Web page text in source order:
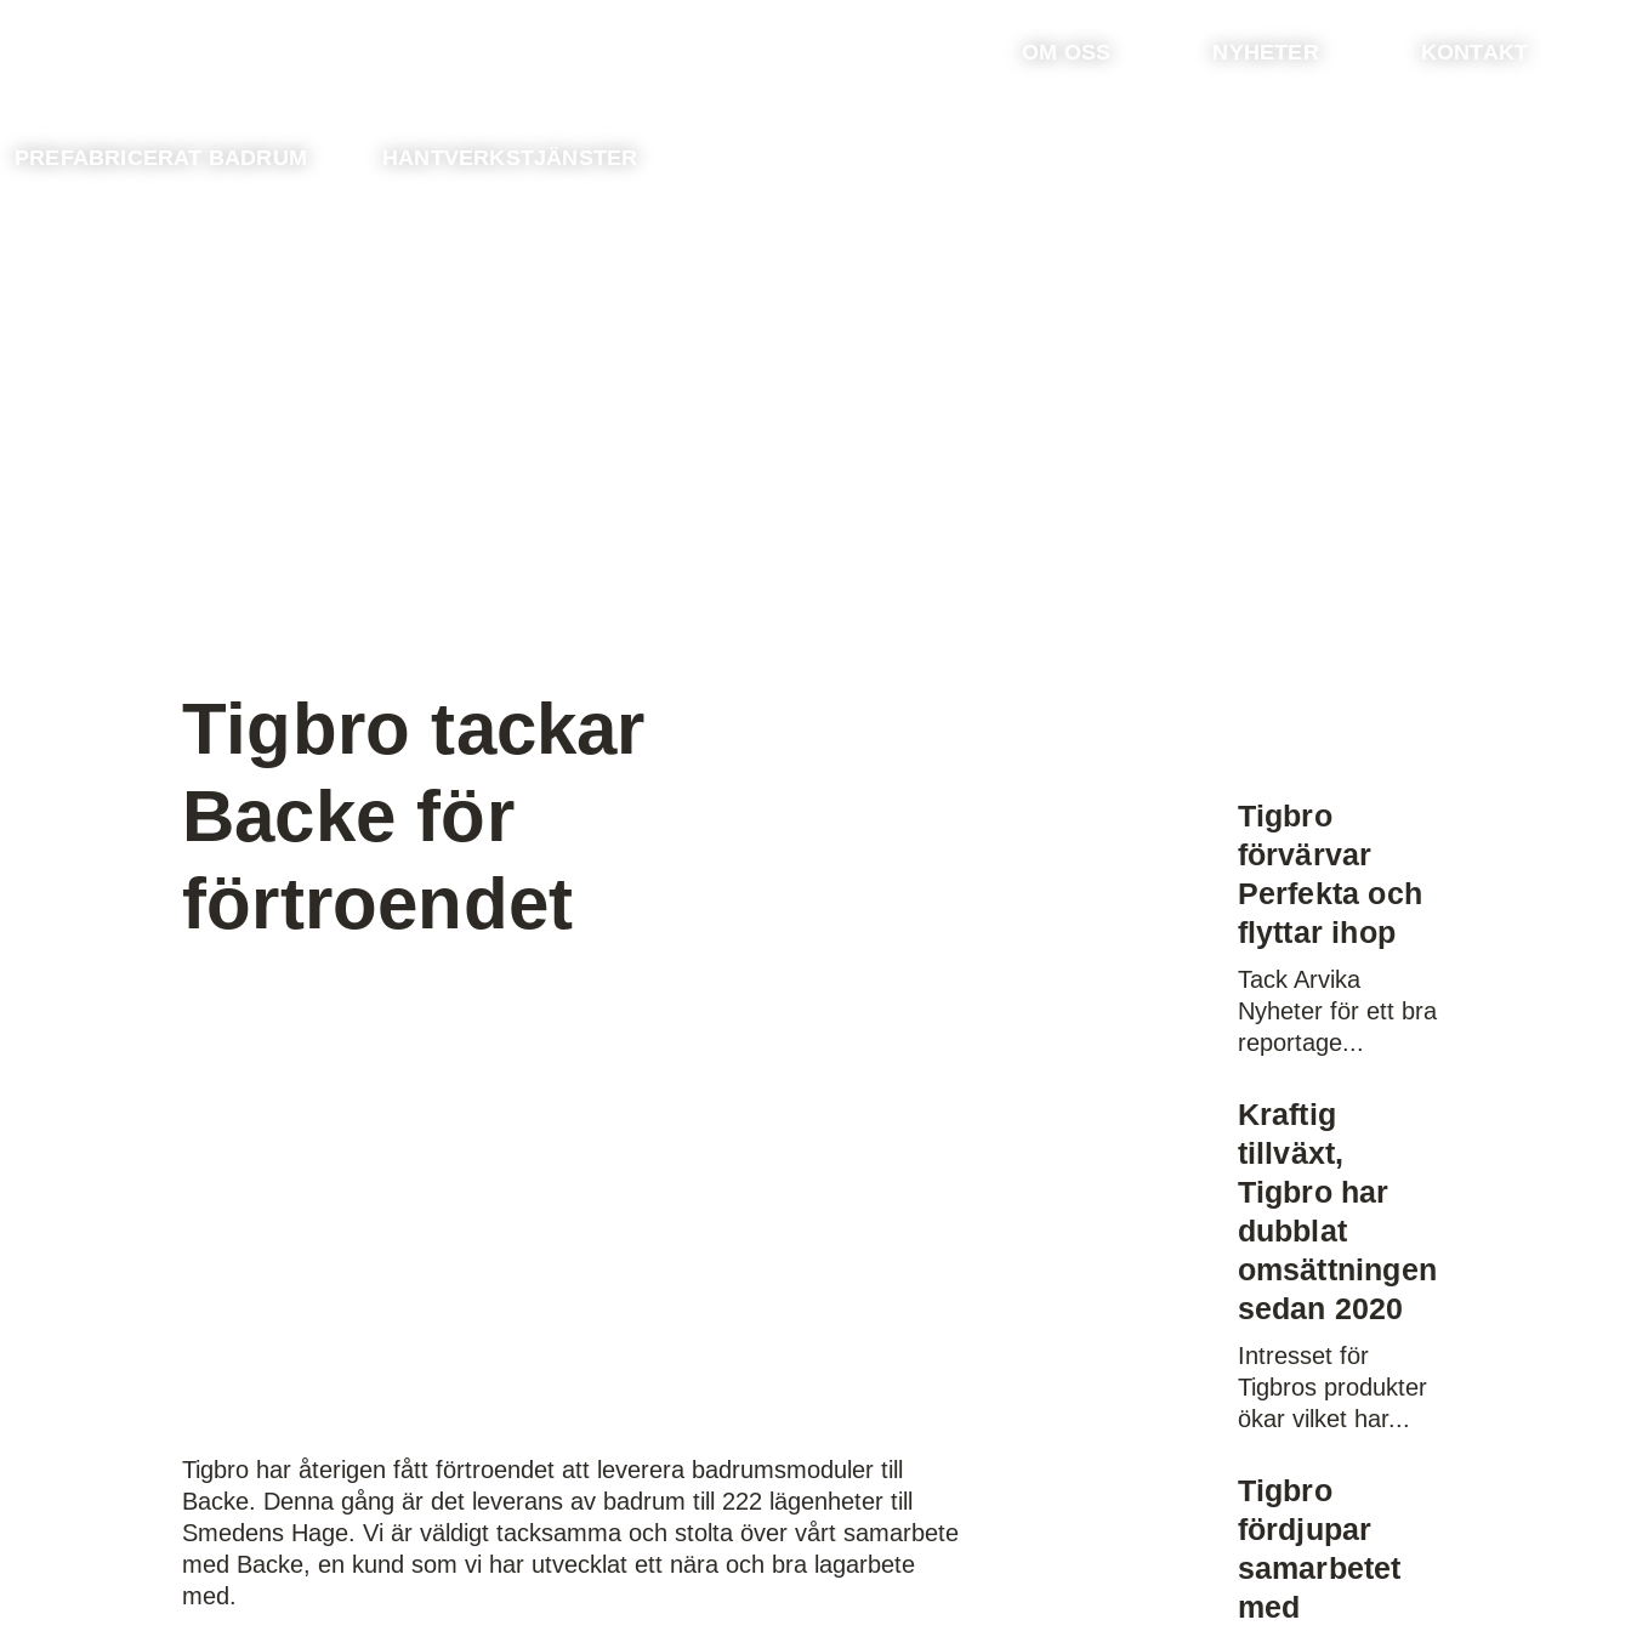
PREFABRICERAT BADRUM HANTVERKSTJÄNSTER
OM OSS NYHETER KONTAKT
Tigbro tackar
Backe för
förtroendet
Tigbro har återigen fått förtroendet att leverera badrumsmoduler till
Backe. Denna gång är det leverans av badrum till 222 lägenheter till
Smedens Hage. Vi är väldigt tacksamma och stolta över vårt samarbete
med Backe, en kund som vi har utvecklat ett nära och bra lagarbete
med.
Tigbro
förvärvar
Perfekta och
flyttar ihop
Tack Arvika
Nyheter för ett bra
reportage
Kraftig
tillväxt,
Tigbro har
dubblat
omsättningen
sedan 2020
Intresset för
Tigbros produkter
ökar vilket har
Tigbro
fördjupar
samarbetet
med